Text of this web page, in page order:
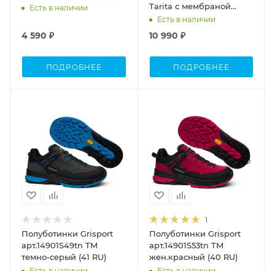
Есть в наличии
4 590 ₽
ПОДРОБНЕЕ
Tarita с мембраной
индиго, р-р37 (37 RU)
Есть в наличии
10 990 ₽
ПОДРОБНЕЕ
Полуботинки Grisport
арт.14901S49tn TM
темно-серый (41 RU)
1
Полуботинки Grisport
арт.14901S53tn TM
жен.красный (40 RU)